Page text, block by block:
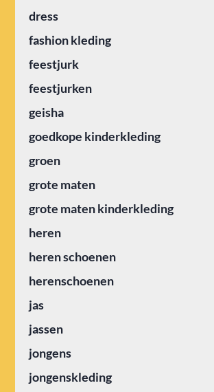
dress
fashion kleding
feestjurk
feestjurken
geisha
goedkope kinderkleding
groen
grote maten
grote maten kinderkleding
heren
heren schoenen
herenschoenen
jas
jassen
jongens
jongenskleding